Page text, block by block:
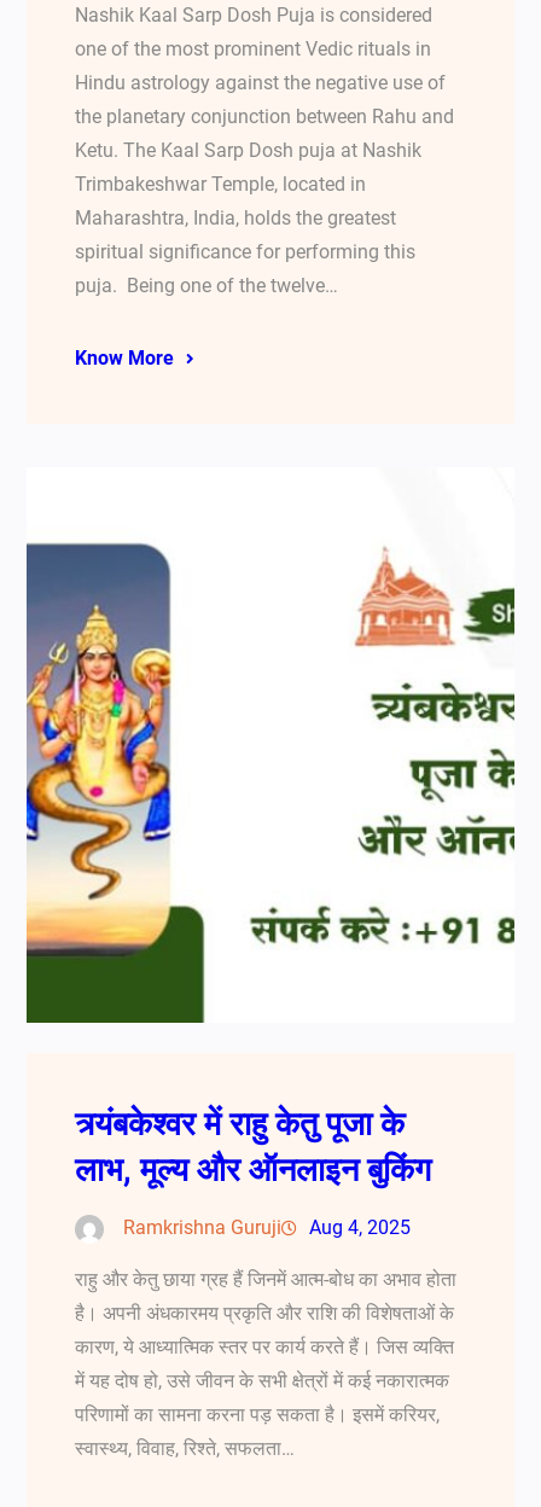
Nashik Kaal Sarp Dosh Puja is considered
one of the most prominent Vedic rituals in
Hindu astrology against the negative use of
the planetary conjunction between Rahu and
Ketu. The Kaal Sarp Dosh puja at Nashik
Trimbakeshwar Temple, located in
Maharashtra, India, holds the greatest
spiritual significance for performing this
puja. Being one of the twelve…
Know More
त्र्यंबकेश्वर में राहु केतु पूजा के
लाभ, मूल्य और ऑनलाइन बुकिंग
Ramkrishna Guruji Aug 4, 2025
राहु और केतु छाया ग्रह हैं जिनमें आत्म-बोध का अभाव होता
है। अपनी अंधकारमय प्रकृति और राशि की विशेषताओं के
कारण, ये आध्यात्मिक स्तर पर कार्य करते हैं। जिस व्यक्ति
में यह दोष हो, उसे जीवन के सभी क्षेत्रों में कई नकारात्मक
परिणामों का सामना करना पड़ सकता है। इसमें करियर,
स्वास्थ्य, विवाह, रिश्ते, सफलता…